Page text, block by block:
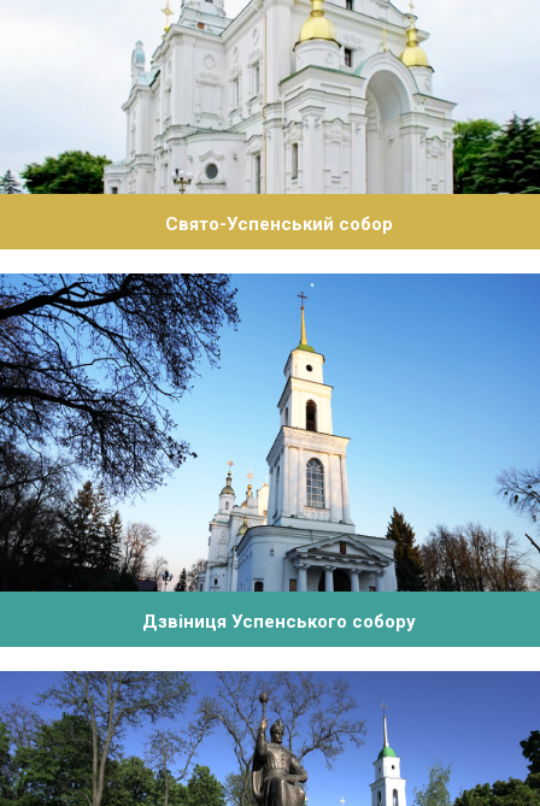
Свято-Успенський собор
Дзвіниця Успенського собору